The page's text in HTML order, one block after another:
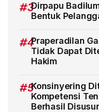
#3Dirpapu
Bentuk
#4Praperadilan
Tidak Dapat
Hakim
#5Konsinyering
Kompetensi
Berhasil